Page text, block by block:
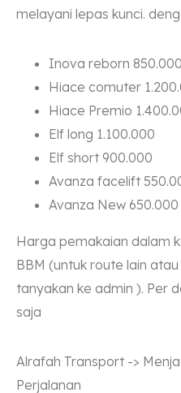
melayani lepas kunci.
Inova reborn 850.000
Hiace comuter
Hiace Premio
Elf long 1.100.000
Elf short 900.000
Avanza facelift
Avanza New 650.000
Harga pemakaian dalam
BBM (untuk route lain
tanyakan ke admin ). Per
saja
Alrafah Transport ->
Perjalanan